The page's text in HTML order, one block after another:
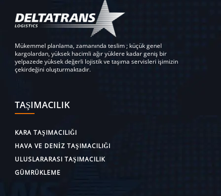
Mükemmel planlama, zamanında teslim ; küçük genel
kargolardan, yüksek hacimli ağır yüklere kadar geniş bir
yelpazede yüksek değerli lojistik ve taşıma servisleri işimizin
çekirdeğini oluşturmaktadır.
TAŞIMACILIK
KARA TAŞIMACILIĞI
HAVA VE DENIZ TAŞIMACILIĞI
ULUSLARARASI TAŞIMACILIK
GÜMRÜKLEME